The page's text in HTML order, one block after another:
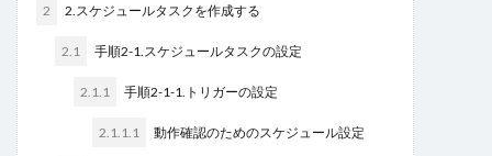
2 2.スケジュールタスクを作成する
2.1 手順2-1.スケジュールタスクの設定
2.1.1 手順2-1-1.トリガーの設定
2.1.1.1 動作確認のためのスケジュール設定
条件分岐
検索 検索ボックス
繰り返し
行の高さ
詳細リストビューとして設定